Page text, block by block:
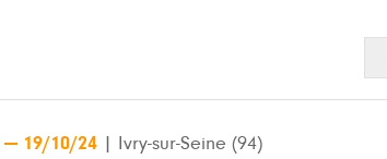
— 19/10/24 Ivry-sur-Seine (94)